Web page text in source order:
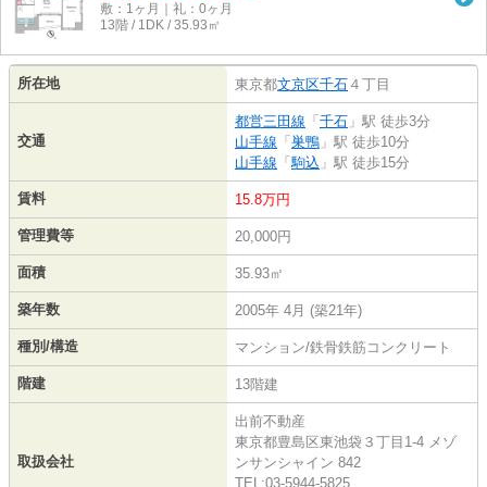
敷：1ヶ月｜礼：0ヶ月
13階 / 1DK / 35.93㎡
所在地 東京都文京区千石 ４丁目
交通
都営三田線 「 千石 」駅 徒歩3分
山手線 「 巣鴨 」駅 徒歩10分
山手線 「駒込 」駅 徒歩15分
賃料 15.8万円
管理費等 20,000円
面積 35.93㎡
築年数 2005年 4月 (築21年)
種別/構造 マンション/鉄骨鉄筋コンクリート
階建 13階建
取扱会社
出前不動産
東京都豊島区東池袋３丁目1-4 メゾ
ンサンシャイン 842
TEL:03-5944-5825